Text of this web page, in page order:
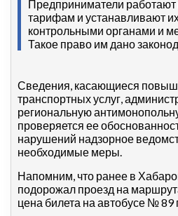
Предприниматели
тарифам и устанавливают
контрольными органами и
Такое право им дано
Сведения, касающиеся
транспортных услуг,
региональную
проверяется ее
нарушений надзорное
необходимые меры.
Напомним, что ранее в
подорожал проезд на
цена билета на автобусе № 89